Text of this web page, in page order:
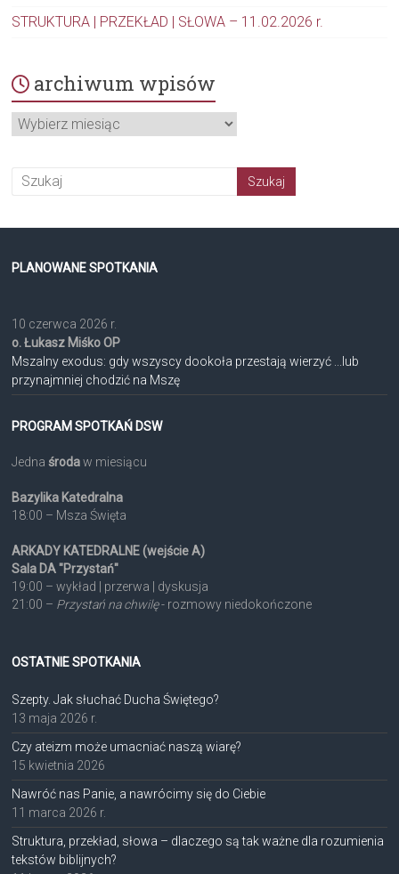
STRUKTURA | PRZEKŁAD | SŁOWA – 11.02.2026 r.
archiwum wpisów
archiwum
wpisów
PLANOWANE SPOTKANIA
10 czerwca 2026 r.
o. Łukasz Miśko OP
Mszalny exodus: gdy wszyscy dookoła przestają wierzyć ...lub
przynajmniej chodzić na Mszę
PROGRAM SPOTKAŃ DSW
Jednaśrodaw miesiącu
Bazylika Katedralna
18:00 – Msza Święta
ARKADY KATEDRALNE (wejście A)
Sala DA "Przystań"
19:00 – wykład | przerwa | dyskusja
21:00 – Przystań na chwilę- rozmowy niedokończone
OSTATNIE SPOTKANIA
Szepty. Jak słuchać Ducha Świętego?
13 maja 2026 r.
Czy ateizm może umacniać naszą wiarę?
15 kwietnia 2026
Nawróć nas Panie, a nawrócimy się do Ciebie
11 marca 2026 r.
Struktura, przekład, słowa – dlaczego są tak ważne dla rozumienia
tekstów biblijnych?